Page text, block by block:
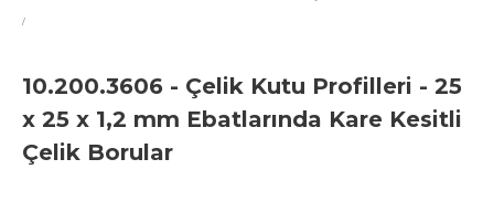
10.200.3606 - Çelik Kutu Profilleri - 25
x 25 x 1,2 mm Ebatlarında Kare Kesitli
Çelik Borular